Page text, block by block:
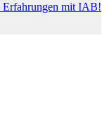
Erfahrungen mit IAB!